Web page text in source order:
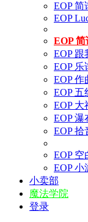
EOP 简
EOP
EOP
EOP 跟
EOP 乐
EOP 作
EOP
EOP 大
EOP 瀑
EOP 拾
EOP
EOP 小
小卖部
魔法学院
登录